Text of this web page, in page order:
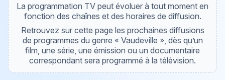
La programmation TV peut évoluer à tout moment en
fonction des chaînes et des horaires de diffusion.
Retrouvez sur cette page les prochaines diffusions
de programmes du genre « Vaudeville », dès qu’un
film, une série, une émission ou un documentaire
correspondant sera programmé à la télévision.